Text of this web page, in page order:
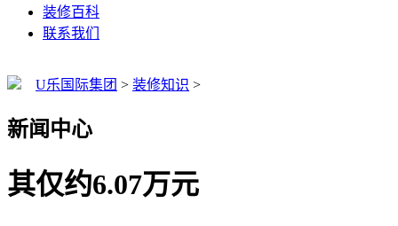
装修百科
联系我们
U乐国际集团 > 装修知识 >
新闻中心
其仅约6.07万元